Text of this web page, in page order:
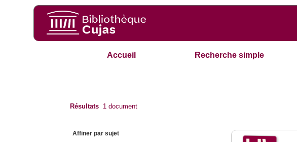
Accueil Recherche simple
Résultats 1 document
Affiner par sujet